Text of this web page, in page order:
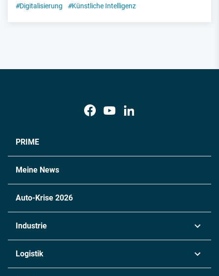
#Digitalisierung #Künstliche Intelligenz
PRIME
Meine News
Auto-Krise 2026
Industrie
Logistik